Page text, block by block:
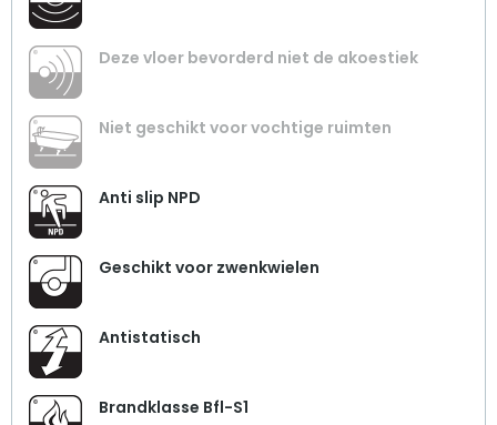
Deze vloer bevorderd niet de akoestiek
Niet geschikt voor vochtige ruimten
Anti slip NPD
Geschikt voor zwenkwielen
Antistatisch
Brandklasse Bfl-S1